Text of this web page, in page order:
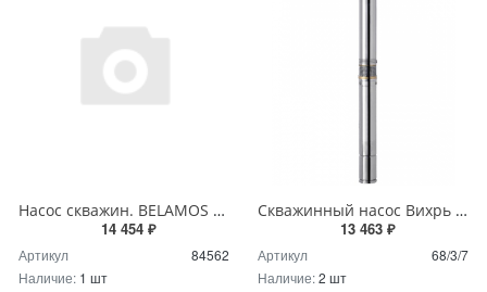
Насос скважин. BELAMOS 3TF-90/3 (кабель 50м/напор 90м/расход 50л/мин /Ø78мм
14 454 ₽
Артикул
84562
Наличие: 1 шт
Скважинный насос Вихрь СН-60 (d.75мм)
13 463 ₽
Артикул
68/3/7
Наличие:2 шт